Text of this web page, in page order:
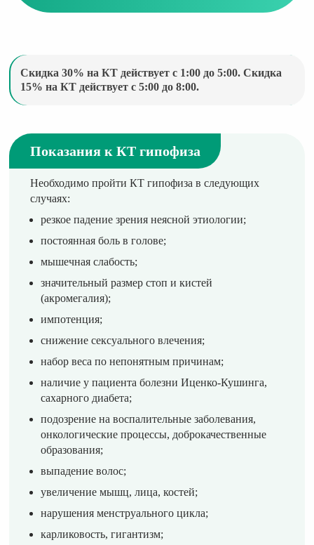
Скидка 30% на КТ действует с 1:00 до 5:00. Скидка
15% на КТ действует с 5:00 до 8:00.
Показания к КТ гипофиза
Необходимо пройти КТ гипофиза в следующих
случаях:
резкое падение зрения неясной этиологии;
постоянная боль в голове;
мышечная слабость;
значительный размер стоп и кистей
(акромегалия);
импотенция;
снижение сексуального влечения;
набор веса по непонятным причинам;
наличие у пациента болезни Иценко-Кушинга,
сахарного диабета;
подозрение на воспалительные заболевания,
онкологические процессы, доброкачественные
образования;
выпадение волос;
увеличение мышц, лица, костей;
нарушения менструального цикла;
карликовость, гигантизм;